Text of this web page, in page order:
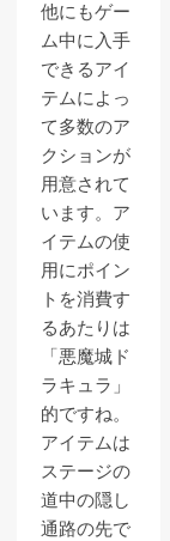
他にもゲー
ム中に入手
できるアイ
テムによっ
て多数のア
クションが
用意されて
います。ア
イテムの使
用にポイン
トを消費す
るあたりは
「悪魔城ド
ラキュラ」
的ですね。
アイテムは
ステージの
道中の隠し
通路の先で